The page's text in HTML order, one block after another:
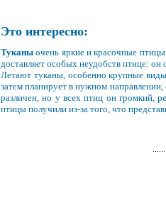
Это интересно:
Туканы очень яркие и красочные
доставляет особых неудобств птице: он
Летают туканы, особенно крупные
затем планирует в нужном
различен, но у всех птиц он громкий,
птицы получили из-за того, что